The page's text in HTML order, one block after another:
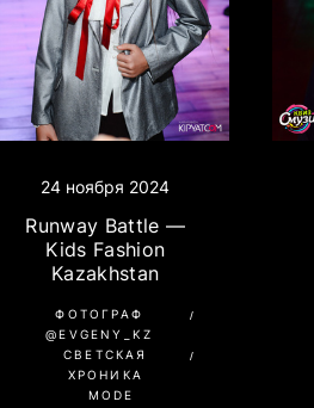
24 ноября 2024
Runway Battle —
Kids Fashion
Kazakhstan
ФОТОГРАФ
@EVGENY_KZ
СВЕТСКАЯ
ХРОНИКА
MODE